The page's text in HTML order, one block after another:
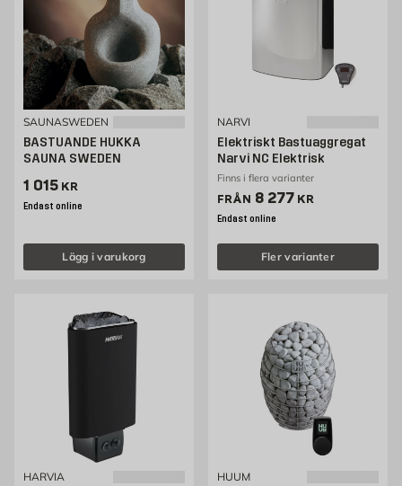
SAUNASWEDEN
BASTUANDE HUKKA
SAUNA SWEDEN
Pris 1015 kr
1 015 KR
Endast online
Lägg i varukorg
NARVI
Elektriskt Bastuaggregat
Narvi NC Elektrisk
Finns i flera varianter
FRÅN Pris 8277 kr
8 277 KR
Endast online
Fler varianter
HARVIA HUUM